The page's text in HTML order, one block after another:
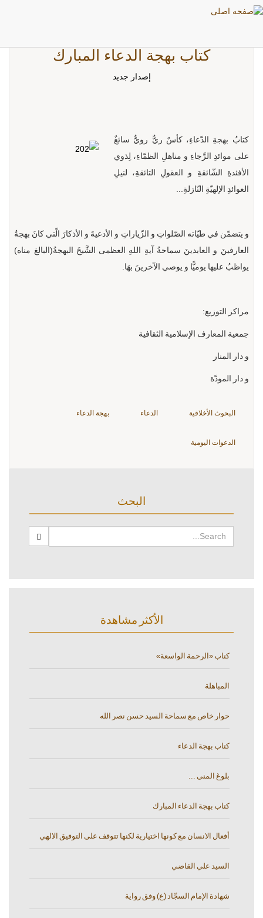
كتاب بهجة الدعاء المبارك
إصدار جديد
كتابُ بهجةِ الدّعاءِ، كأسٌ ريٌّ رويٌّ سائغٌ
على موائدِ الرَّجاءِ و مناهلِ الظمّاءِ، لِذوي
الأفئدةِ الشّائقةِ و العقولِ التائقةِ، لنيلِ
العوائدِ الإلهيّةِ النّازلةِ...
و يتضمّن في طيّاته الصّلواتِ و الزّياراتِ و الأدعيةَ و الأذكارَ الّتي كانَ بهجةُ
العارفينَ و العابدينَ سماحةُ آيةِ اللهِ العظمى الشَّيخَ البهجةُ(البالغ مناه)
يواظبُ عليها يوميًّا و يوصي الآخرينَ بهَا.
مراكز التوزيع:
جمعية المعارف الإسلامية الثقافية
و دار المنار
و دار المودّة
البحوث الأخلاقية الدعاء بهجة الدعاء
الدعوات اليومية
البحث
الأكثر مشاهدة
كتاب «الرحمة الواسعة»
المباهلة
حوار خاص مع سماحة السيد حسن نصر الله
كتاب بهجة الدعاء
بلوغ المنى ...
كتاب بهجة الدعاء المبارك
أفعال الانسان مع كونها اختيارية لكنها تتوقف على التوفيق الالهي
السيد علي القاضي
شهادة الإمام السجّاد (ع) وفق رواية